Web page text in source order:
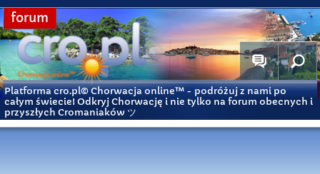
forum
Platforma cro.pl© Chorwacja online™ - podróżuj z nami po
całym świecie! Odkryj Chorwację i nie tylko na forum obecnych i
przyszłych Cromaniaków ツ